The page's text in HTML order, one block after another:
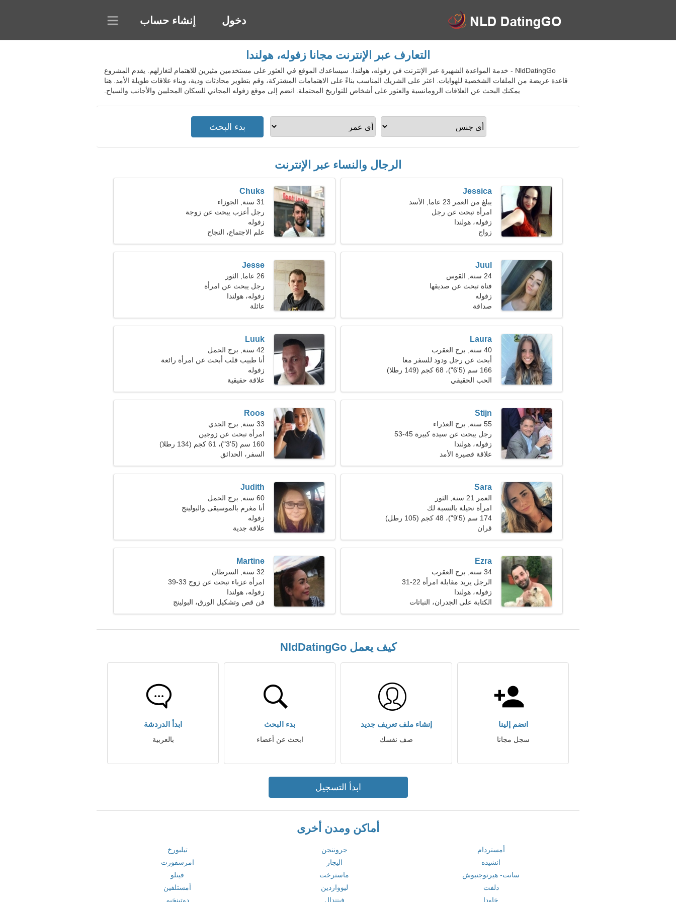
دخول إنشاء حساب
التعارف عبر الإنترنت مجانا زفوله، هولندا
NldDatingGo - خدمة المواعدة الشهيرة عبر الإنترنت في زفوله، هولندا. سيساعدك الموقع في العثور على مستخدمين مثيرين للاهتمام لتغازلهم. يقدم المشروع
قاعدة عريضة من الملفات الشخصية للهوايات. اعثر على الشريك المناسب بناءً على الاهتمامات المشتركة، وقم بتطوير محادثات ودية، وبناء علاقات طويلة الأمد. هنا
يمكنك البحث عن العلاقات الرومانسية والعثور على أشخاص للتواريخ المحتملة. انضم إلى موقع زفوله المجاني للسكان المحليين والأجانب والسياح.
الرجال والنساء عبر الإنترنت
Jessica
يبلغ من العمر 23 عاما, الأسد
امرأة تبحث عن رجل
زفوله، هولندا
زواج
Chuks
31 سنة, الجوزاء
رجل أعزب يبحث عن زوجة
زفوله
علم الاجتماع، النجاح
Juul
24 سنة, القوس
فتاة تبحث عن صديقها
زفوله
صداقة
Jesse
26 عاما, الثور
رجل يبحث عن امرأة
زفوله، هولندا
عائلة
Laura
40 سنة, برج العقرب
أبحث عن رجل ودود للسفر معا
166 سم (5'6")، 68 كجم (149 رطلا)
الحب الحقيقي
Luuk
42 سنة, برج الحمل
أنا طبيب قلب أبحث عن امرأة رائعة
زفوله
علاقة حقيقية
Stijn
55 سنة, برج العذراء
رجل يبحث عن سيدة كبيرة 45-53
زفوله، هولندا
علاقة قصيرة الأمد
Roos
33 سنة, برج الجدي
امرأة تبحث عن زوجين
160 سم (5'3")، 61 كجم (134 رطلا)
السفر، الحدائق
Sara
العمر 21 سنة, الثور
امرأة نحيلة بالنسبة لك
174 سم (5'9")، 48 كجم (105 رطل)
قران
Judith
60 سنه, برج الحمل
أنا مغرم بالموسيقى والبولينج
زفوله
علاقة جدية
Ezra
34 سنة, برج العقرب
الرجل يريد مقابلة امرأة 22-31
زفوله، هولندا
الكتابة على الجدران، النباتات
Martine
32 سنة, السرطان
امرأة عزباء تبحث عن زوج 33-39
زفوله، هولندا
فن قص وتشكيل الورق، البولينج
كيف يعمل NldDatingGo
انضم إلينا
سجل مجانا
إنشاء ملف تعريف جديد
صف نفسك
بدء البحث
ابحث عن أعضاء
ابدأ الدردشة
بالعربية
ابدأ التسجيل
أماكن ومدن أخرى
أمستردام جروننجن
تيلبورخ
انشيده
اليجار
امرسفورت
سانت- هيرتوجنبوش
ماسترخت
فينلو
دلفت
ليوواردين
أمستلفين
خاودا
فينندال دوتينخيم